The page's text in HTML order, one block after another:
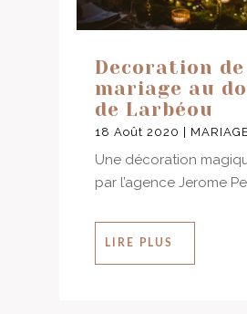
Decoration de
mariage au
de Larbéou
18 Août 2020
Une décoration
par l’agence Jerome
LIRE PLUS